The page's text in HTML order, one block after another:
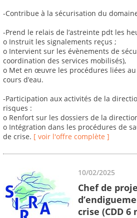
-Contribue à la sécurisation du
-Prend le relais de l’astreinte pdt les
o Instruit les signalements reçus ;
o Intervient sur les évènements de
coordination des services mobilisés),
o Met en œuvre les procédures liées
cours d’eau.
-Participation aux activités de la
risques :
o Renfort sur les dossiers de la
o Intégration dans les procédures de
de crise. [ voir l'offre complète ]
10/02/2025
Chef de
crise (CDD 6